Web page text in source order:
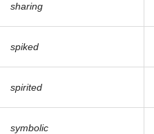
sharing
spiked
spirited
symbolic